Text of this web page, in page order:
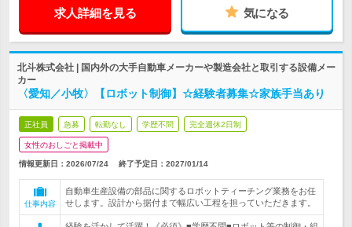
求人詳細を見る 気になる
北斗株式会社 | 国内外の大手自動車メーカーや製造会社と取引する設備メー
カー
〈愛知／小牧〉【ロボット制御】☆経験者募集☆家族手当あり
正社員 急募 転勤なし 学歴不問 完全週休2日制
女性のおしごと掲載中
情報更新日：2026/07/24 終了予定日： 2027/01/14
仕事内容
自動車生産設備の部品に関するロボットティーチング業務をお任
せします。設計から据付まで幅広い工程を担っていただきます。